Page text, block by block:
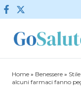
Vai al contenuto
Home » Benessere »
alcuni farmaci fanno